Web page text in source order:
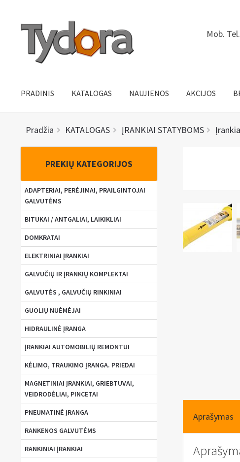
Pereiti
meniu
Pereiti
turinio
Mob.
PRADINIS KATALOGAS NAUJIENOS AKCIJOS
Pradžia KATALOGAS ĮRANKIAI STATYBOMS
Aprašymas
PREKIŲ KATEGORIJOS
ADAPTERIAI, PERĖJIMAI, PRAILGINTOJAI
GALVUTĖMS
BITUKAI / ANTGALIAI, LAIKIKLIAI
DOMKRATAI
ELEKTRINIAI ĮRANKIAI
GALVUČIŲ IR ĮRANKIŲ KOMPLEKTAI
GALVUTĖS , GALVUČIŲ RINKINIAI
GUOLIŲ NUĖMĖJAI
HIDRAULINĖ ĮRANGA
ĮRANKIAI AUTOMOBILIŲ REMONTUI
KĖLIMO, TRAUKIMO ĮRANGA. PRIEDAI
MAGNETINIAI ĮRANKIAI, GRIEBTUVAI,
VEIDRODĖLIAI, PINCETAI
PNEUMATINĖ ĮRANGA
RANKENOS GALVUTĖMS
RANKINIAI ĮRANKIAI